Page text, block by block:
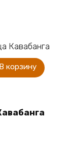
В корзину